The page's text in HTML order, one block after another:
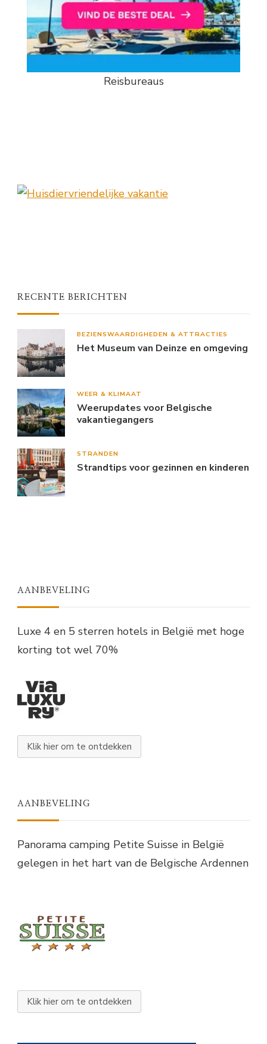
Reisbureaus
RECENTE BERICHTEN
BEZIENSWAARDIGHEDEN & ATTRACTIES
Het Museum van Deinze en omgeving
WEER & KLIMAAT
Weerupdates voor Belgische
vakantiegangers
STRANDEN
Strandtips voor gezinnen en kinderen
AANBEVELING
Luxe 4 en 5 sterren hotels in België met hoge
korting tot wel 70%
Klik hier om te ontdekken
AANBEVELING
Panorama camping Petite Suisse in België
gelegen in het hart van de Belgische Ardennen
Klik hier om te ontdekken